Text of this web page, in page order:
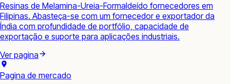
Resinas de Melamina-Ureia-Formaldeído fornecedores em
Filipinas. Abasteça-se com um fornecedor e exportador da
Índia com profundidade de portfólio, capacidade de
exportação e suporte para aplicações industriais.
Ver pagina
Pagina de mercado